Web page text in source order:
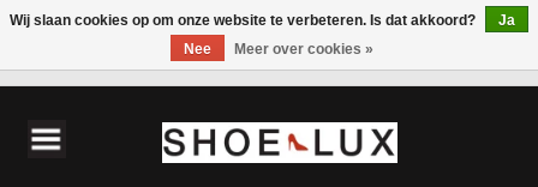
Wij slaan cookies op om onze website te verbeteren. Is dat akkoord?
Ja
Nee
Meer over cookies »